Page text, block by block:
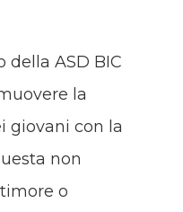
della ASD BIC
la
giovani con la
non
o